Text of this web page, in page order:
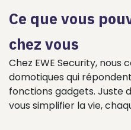
Ce que vous
chez vous
Chez EWE Security, nous
domotiques qui
fonctions gadgets. Juste
vous simplifier la vie,